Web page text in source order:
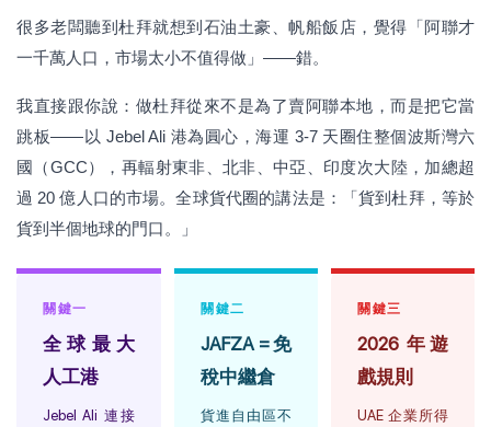
很多老闆聽到杜拜就想到石油土豪、帆船飯店，覺得「阿聯才
一千萬人口，市場太小不值得做」——錯。
我直接跟你說：做杜拜從來不是為了賣阿聯本地，而是把它當
跳板——以 Jebel Ali 港為圓心，海運 3-7 天圈住整個波斯灣六
國（GCC），再輻射東非、北非、中亞、印度次大陸，加總超
過 20 億人口的市場。全球貨代圈的講法是：「貨到杜拜，等於
貨到半個地球的門口。」
關鍵一
全球最大
人工港
Jebel Ali 連接
關鍵二
JAFZA = 免
稅中繼倉
貨進自由區不
關鍵三
2026 年遊
戲規則
UAE 企業所得